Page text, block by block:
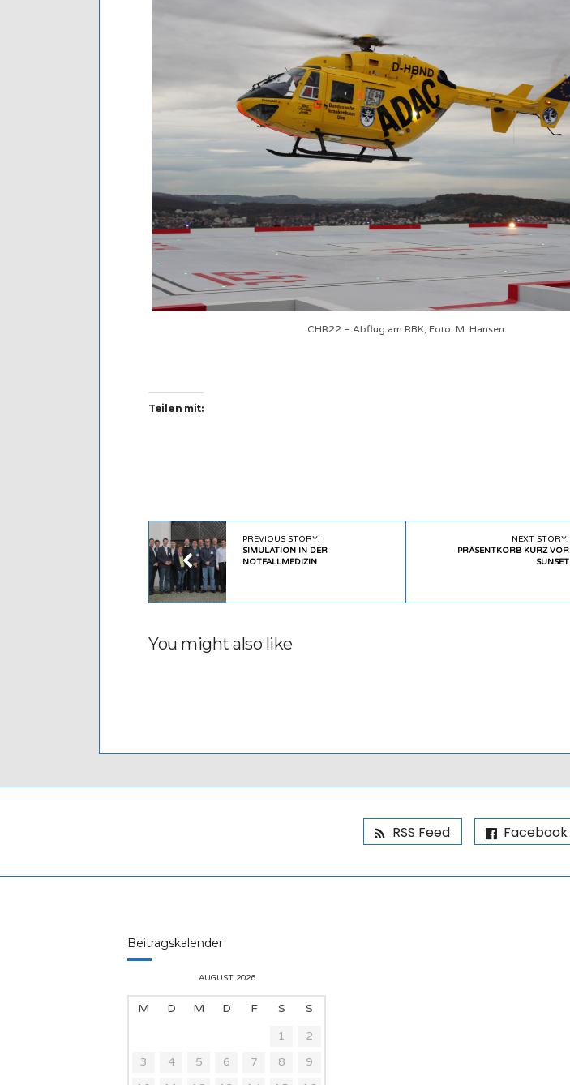
CHR22 – Abflug am RBK, Foto: M. Hansen
Teilen mit:
PREVIOUS STORY:
SIMULATION IN DER
NOTFALLMEDIZIN
NEXT STORY:
PRÄSENTKORB KURZ VOR
SUNSET
You might also like
RSS Feed Facebook
Beitragskalender
AUGUST 2026
M D M D F S
S
1
2
3
4 5 6 7 8
9